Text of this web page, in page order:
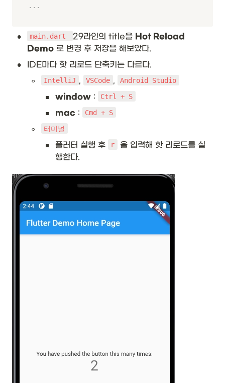
. . .
• main.dart 29라인의 title을 Hot Reload
Demo 로 변경 후 저장을 해보았다.
• IDE마다 핫 리로드 단축키는 다르다.
◦ IntelliJ , VSCode , Android Studio
▪ window : Ctrl + S
▪ mac : Cmd + S
◦ 터미널
▪ 플러터 실행 후 r
을 입력해 핫 리로드를 실
행한다.